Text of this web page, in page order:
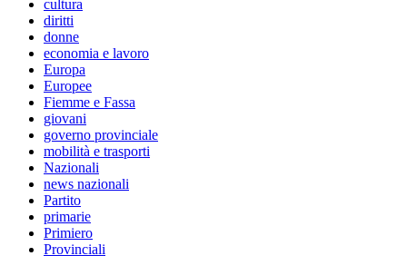
cultura
diritti
donne
economia e lavoro
Europa
Europee
Fiemme e Fassa
giovani
governo provinciale
mobilità e trasporti
Nazionali
news nazionali
Partito
primarie
Primiero
Provinciali